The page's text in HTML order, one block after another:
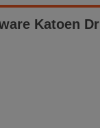
Katoen